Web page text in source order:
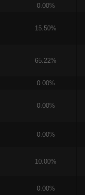
0.00%
15.50%
65.22%
0.00%
0.00%
0.00%
10.00%
0.00%